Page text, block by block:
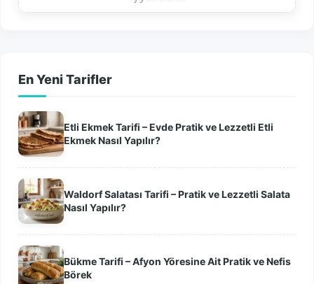
En Yeni Tarifler
Etli Ekmek Tarifi – Evde Pratik ve Lezzetli Etli
Ekmek Nasıl Yapılır?
Waldorf Salatası Tarifi – Pratik ve Lezzetli Salata
Nasıl Yapılır?
Bükme Tarifi – Afyon Yöresine Ait Pratik ve Nefis
Börek